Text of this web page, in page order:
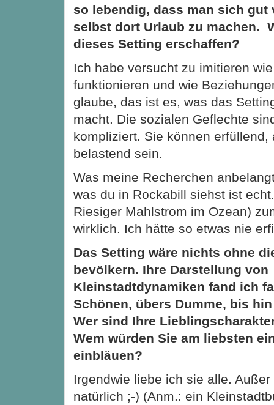
so lebendig, dass man sich gut
selbst dort Urlaub zu machen.
dieses Setting erschaffen?
Ich habe versucht zu imitieren
funktionieren und wie
glaube, das ist es, was das
macht. Die sozialen Geflechte
kompliziert. Sie können erfüllend,
belastend sein.
Was meine Recherchen
was du in Rockabill siehst ist
Riesiger Mahlstrom im Ozean)
wirklich. Ich hätte so etwas nie
Das Setting wäre nichts ohne
bevölkern. Ihre Darstellung von
Kleinstadtdynamiken fand ich
Schönen, übers Dumme, bis
Wer sind Ihre
Wem würden Sie am liebsten
einbläuen?
Irgendwie liebe ich sie alle.
natürlich ;-) (Anm.: ein